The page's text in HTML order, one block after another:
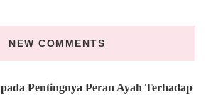
NEW COMMENTS
pada Pentingnya Peran Ayah Terhadap